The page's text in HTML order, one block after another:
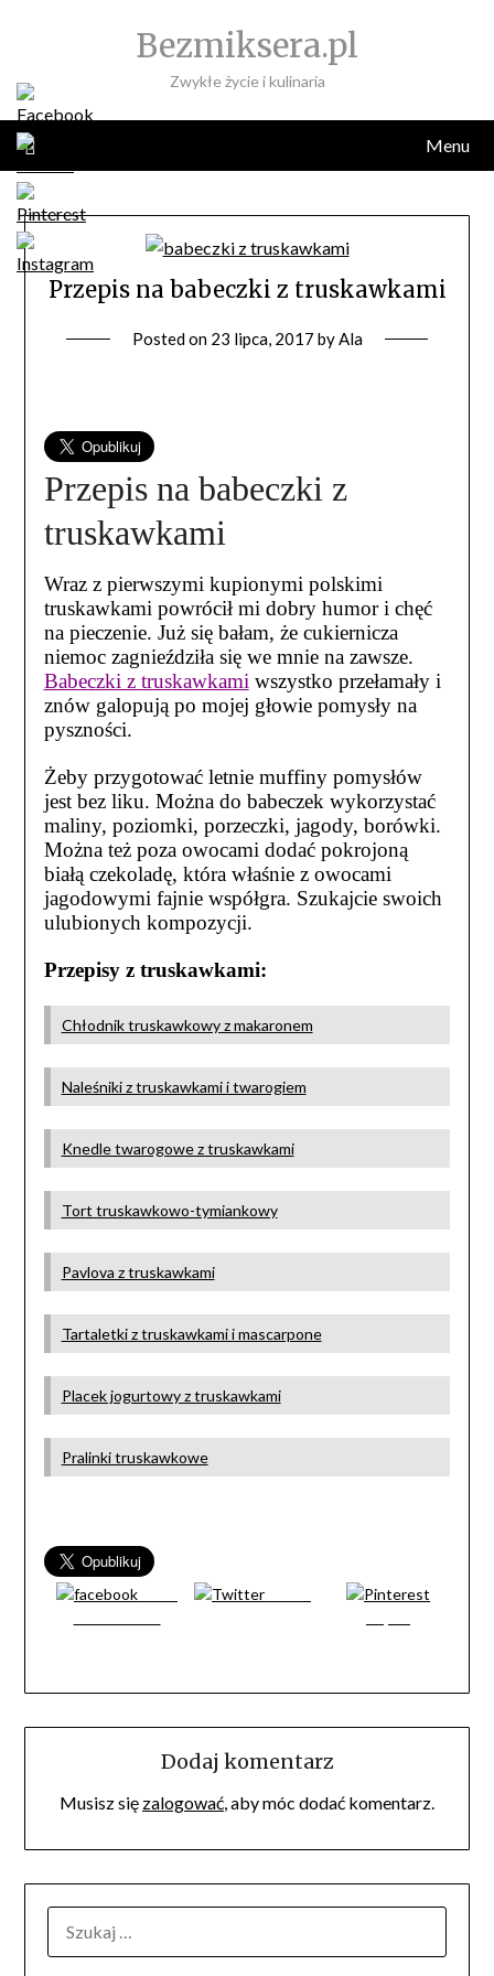
Bezmiksera.pl
Zwykłe życie i kulinaria
Menu
Przepis na babeczki z truskawkami
Posted on 23 lipca, 2017 byAla
Przepis na babeczki z
truskawkami
Wraz z pierwszymi kupionymi polskimi
truskawkami powrócił mi dobry humor i chęć
na pieczenie. Już się bałam, że cukiernicza
niemoc zagnieździła się we mnie na zawsze.
Babeczki z truskawkami wszystko przełamały i
znów galopują po mojej głowie pomysły na
pyszności.
Żeby przygotować letnie muffiny pomysłów
jest bez liku. Można do babeczek wykorzystać
maliny, poziomki, porzeczki, jagody, borówki.
Można też poza owocami dodać pokrojoną
białą czekoladę, która właśnie z owocami
jagodowymi fajnie współgra. Szukajcie swoich
ulubionych kompozycji.
Przepisy z truskawkami:
Chłodnik truskawkowy z makaronem
Naleśniki z truskawkami i twarogiem
Knedle twarogowe z truskawkami
Tort truskawkowo-tymiankowy
Pavlova z truskawkami
Tartaletki z truskawkami i mascarpone
Placek jogurtowy z truskawkami
Pralinki truskawkowe
Dodaj komentarz
Musisz się zalogować, aby móc dodać komentarz.